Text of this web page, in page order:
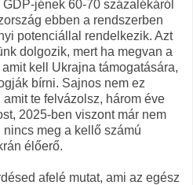
jének 60-70 százalékáról
ebben a rendszerben
potenciállal rendelkezik. Azt
dolgozik, mert ha megvan a
kell Ukrajna támogatására,
bírni. Sajnos nem ez
amit te felvázolsz, három éve
2025-ben viszont már nem
meg a kellő számú
élőerő.
afelé mutat, ami az egész